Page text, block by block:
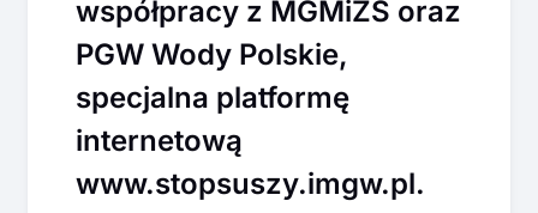
współpracy z MGMiŻŚ oraz
PGW Wody Polskie,
specjalna platformę
internetową
www.stopsuszy.imgw.pl.